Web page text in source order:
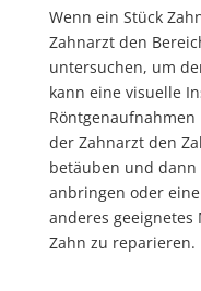
Wenn ein Stück
Zahnarzt den
untersuchen, um
kann eine visuelle
der Zahnarzt den
betäuben und dann
anbringen oder
anderes
Zahn zu reparieren.